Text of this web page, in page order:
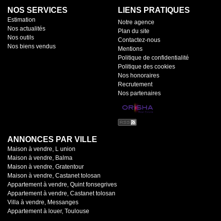
NOS SERVICES
Estimation
Nos actualités
Nos outils
Nos biens vendus
LIENS PRATIQUES
Notre agence
Plan du site
Contactez-nous
Mentions
Politique de confidentialité
Politique des cookies
Nos honoraires
Recrutement
Nos partenaires
ANNONCES PAR VILLE
Maison à vendre, L union
Maison à vendre, Balma
Maison à vendre, Gratentour
Maison à vendre, Castanet tolosan
Appartement à vendre, Quint fonsegrives
Appartement à vendre, Castanet tolosan
Villa à vendre, Messanges
Appartement à louer, Toulouse